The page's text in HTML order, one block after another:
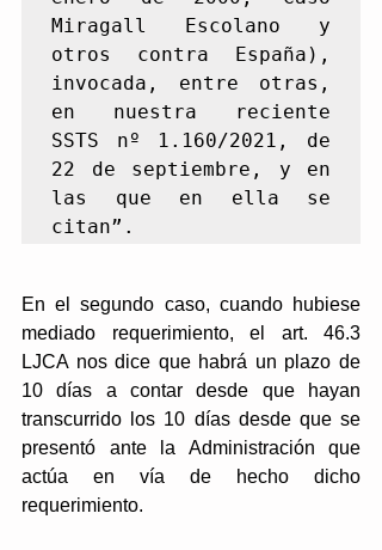
Miragall Escolano y
otros contra España),
invocada, entre otras,
en nuestra reciente
SSTS nº 1.160/2021, de
22 de septiembre, y en
las que en ella se
citan”.
En el segundo caso, cuando hubiese
mediado requerimiento, el art. 46.3
LJCA nos dice que habrá un plazo de
10 días a contar desde que hayan
transcurrido los 10 días desde que se
presentó ante la Administración que
actúa en vía de hecho dicho
requerimiento.